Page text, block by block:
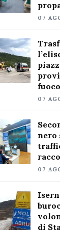
07
07
nero
07
di